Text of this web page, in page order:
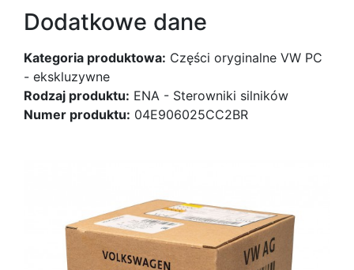
Dodatkowe dane
Kategoria produktowa: Części oryginalne VW PC
- ekskluzywne
Rodzaj produktu: ENA - Sterowniki silników
Numer produktu: 04E906025CC2BR